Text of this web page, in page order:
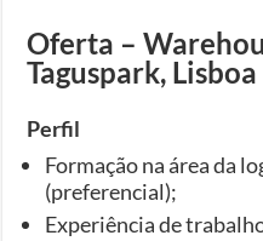
Oferta –
Taguspark, Lisboa
Perfil
Formação na área da
(preferencial);
Experiência de